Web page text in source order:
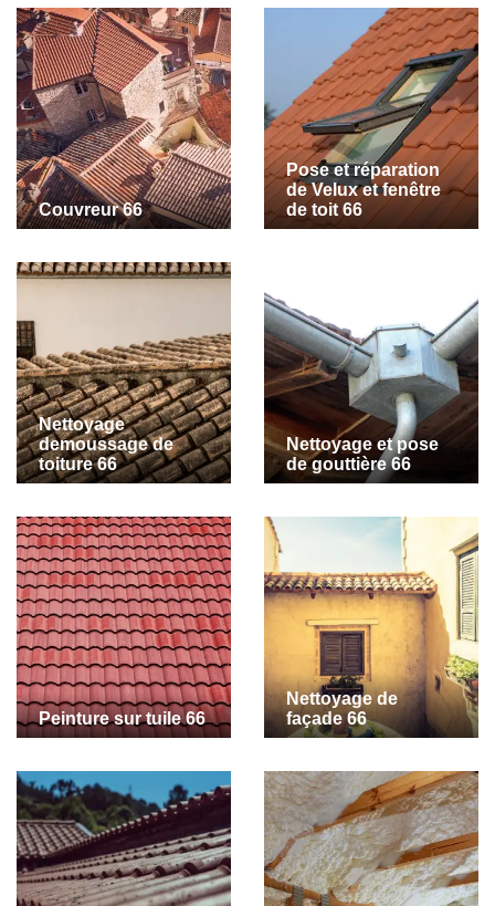
Couvreur 66
Pose et réparation
de Velux et fenêtre
de toit 66
Nettoyage
demoussage de
toiture 66
Nettoyage et pose
de gouttière 66
Peinture sur tuile 66
Nettoyage de
façade 66